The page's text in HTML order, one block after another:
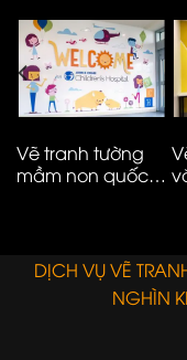
City
Vẽ tranh tường
mầm non quốc
DỊCH VỤ VẼ
NGHÌN